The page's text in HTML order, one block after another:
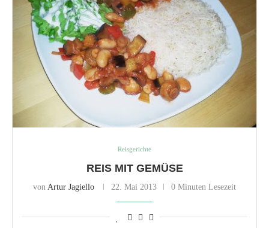
Reisgerichte
REIS MIT GEMÜSE
von Artur Jagiello 22. Mai 2013 0 Minuten Lesezeit